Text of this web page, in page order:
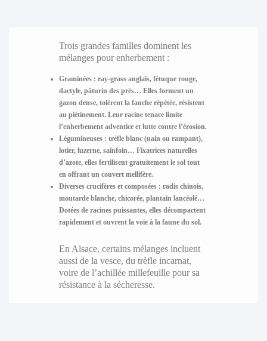
Trois grandes familles dominent les
mélanges pour enherbement :
Graminées: ray-grass anglais, fétuque rouge,
dactyle, pâturin des prés… Elles forment un
gazon dense, tolèrent la fauche répétée, résistent
au piétinement. Leur racine tenace limite
l’enherbement adventice et lutte contre l’érosion.
Légumineuses: trèfle blanc (nain ou rampant),
lotier, luzerne, sainfoin… Fixatrices naturelles
d’azote, elles fertilisent gratuitement le sol tout
en offrant un couvert mellifère.
Diverses crucifères et composées: radis chinois,
moutarde blanche, chicorée, plantain lancéolé…
Dotées de racines puissantes, elles décompactent
rapidement et ouvrent la voie à la faune du sol.
En Alsace, certains mélanges incluent
aussi de la vesce, du trèfle incarnat,
voire de l’achillée millefeuille pour sa
résistance à la sécheresse.